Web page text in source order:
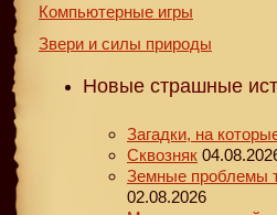
Компьютерные игры
Звери и силы природы
Новые страшные
Загадки, на
Сквозняк
Земные проблемы
02.08.2026